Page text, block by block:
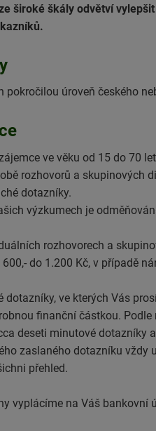
široké škály odvětví
pokročilou úroveň českého
ve věku od 15 do 70
rozhovorů a skupinových
dotazníky.
výzkumech je
rozhovorech a
do 1.200 Kč, v případě
dotazníky, ve kterých Vás
finanční částkou.
deseti minutové dotazníky
zaslaného dotazníku vždy
přehled.
vyplácíme na Váš bankovní